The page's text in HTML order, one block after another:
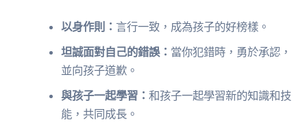
以身作則： 言行一致，成為孩子的好榜樣。
坦誠面對自己的錯誤： 當你犯錯時，勇於承認，
並向孩子道歉。
與孩子一起學習：和孩子一起學習新的知識和技
能，共同成長。